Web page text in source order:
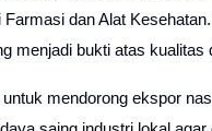
dan Alat
menjadi bukti atas
mendorong ekspor